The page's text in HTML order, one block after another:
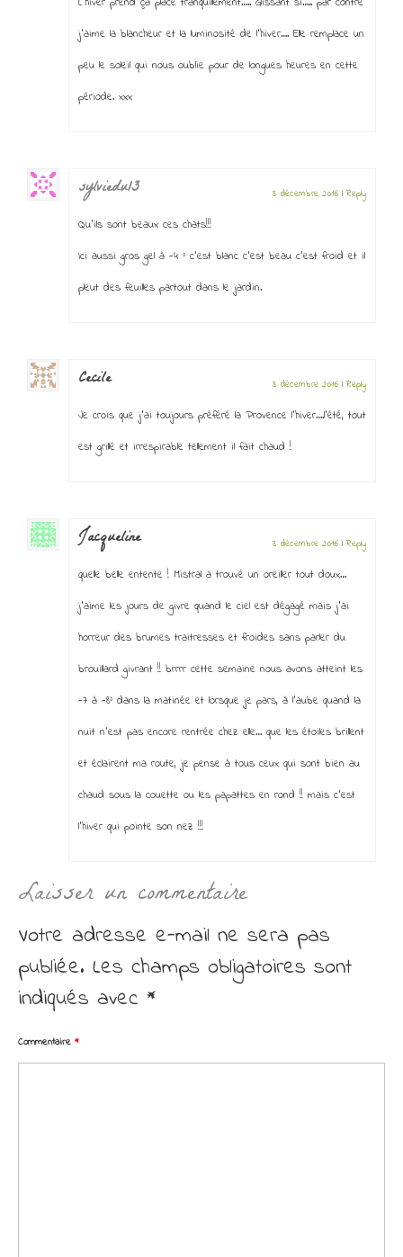
j’aime la blancheur et la luminosité de l’hiver…. Elle remplace un
peu le soleil qui nous oublie pour de longues heures en cette
période. xxx
sylviedu13 3 décembre 2016 |Reply
Qu’ils sont beaux ces chats!!!
Ici aussi gros gel à -4 ° c’est blanc c’est beau c’est froid et il
pleut des feuilles partout dans le jardin.
Cecile 3 décembre 2016 |Reply
Je crois que j’ai toujours préféré la Provence l’hiver….l’été, tout
est grillé et irrespirable tellement il fait chaud !
Jacqueline 3 décembre 2016 |Reply
quelle belle entente ! Mistral a trouvé un oreiller tout doux…
j’aime les jours de givre quand le ciel est dégagé mais j’ai
horreur des brumes traitresses et froides sans parler du
brouillard givrant !! brrrr cette semaine nous avons atteint les
-7 à -8° dans la matinée et lorsque je pars, à l’aube quand la
nuit n’est pas encore rentrée chez elle… que les étoiles brillent
et éclairent ma route, je pense à tous ceux qui sont bien au
chaud sous la couette ou les papattes en rond !! mais c’est
l’hiver qui pointe son nez !!!
Laisser un commentaire
Votre adresse e-mail ne sera pas
publiée. Les champs obligatoires sont
indiqués avec *
Commentaire *